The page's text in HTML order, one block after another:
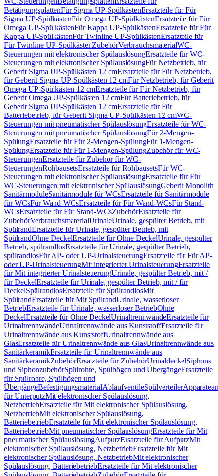
BetätigungsplattenFür Sigma UP-SpülkästenErsatzteile für Für
Sigma UP-SpülkästenFür Omega UP-SpülkästenErsatzteile für Für
Omega UP-SpülkästenFür Kappa UP-SpülkästenErsatzteile für Für
Kappa UP-SpülkästenFür Twinline UP-SpülkästenErsatzteile für
Für Twinline UP-SpülkästenZubehörVerbrauchsmaterialWC-
Steuerungen mit elektronischer SpülauslösungErsatzteile für WC-
Steuerungen mit elektronischer SpülauslösungFür Netzbetrieb, für
Geberit Sigma UP-Spülkästen 12 cmErsatzteile für Für Netzbetrieb,
für Geberit Sigma UP-Spülkästen 12 cmFür Netzbetrieb, für Geberit
Omega UP-Spülkästen 12 cmErsatzteile für Für Netzbetrieb, für
Geberit Omega UP-Spülkästen 12 cmFür Batteriebetrieb, für
Geberit Sigma UP-Spülkästen 12 cmErsatzteile für Für
Batteriebetrieb, für Geberit Sigma UP-Spülkästen 12 cmWC-
Steuerungen mit pneumatischer SpülauslösungErsatzteile für WC-
Steuerungen mit pneumatischer SpülauslösungFür 2-Mengen-
SpülungErsatzteile für Für 2-Mengen-SpülungFür 1-Mengen-
SpülungErsatzteile für Für 1-Mengen-SpülungZubehör für WC-
SteuerungenErsatzteile für Zubehör für WC-
SteuerungenRohbausetsErsatzteile für RohbausetsFür WC-
Steuerungen mit elektronischer SpülauslösungErsatzteile für Für
WC-Steuerungen mit elektronischer SpülauslösungGeberit Monolith
SanitärmoduleSanitärmodule für WCsErsatzteile für Sanitärmodule
für WCsFür Wand-WCsErsatzteile für Für Wand-WCsFür Stand-
WCsErsatzteile für Für Stand-WCsZubehörErsatzteile für
ZubehörVerbrauchsmaterialUrinaleUrinale, gespülter Betrieb, mit
SpülrandErsatzteile für Urinale, gespülter Betrieb, mit
SpülrandOhne DeckelErsatzteile für Ohne DeckelUrinale, gespülter
Betrieb, spülrandlosErsatzteile für Urinale, gespülter Betrieb,
spülrandlosFür AP- oder UP-UrinalsteuerungErsatzteile für Für AP-
oder UP-UrinalsteuerungMit integrierter UrinalsteuerungErsatzteile
für Mit integrierter UrinalsteuerungUrinale, gespülter Betrieb, mit /
für DeckelErsatzteile für Urinale, gespülter Betrieb, mit / für
DeckelSpülrandlosErsatzteile für SpülrandlosMit
SpülrandErsatzteile für Mit SpülrandUrinale, wasserloser
BetriebErsatzteile für Urinale, wasserloser BetriebOhne
DeckelErsatzteile für Ohne DeckelUrinaltrennwändeErsatzteile für
UrinaltrennwändeUrinaltrennwände aus KunststoffErsatzteile für
Urinaltrennwände aus KunststoffUrinaltrennwände aus
GlasErsatzteile für Urinaltrennwände aus GlasUrinaltrennwände aus
SanitärkeramikErsatzteile für Urinaltrennwände aus
SanitärkeramikZubehörErsatzteile für ZubehörUrinaldeckelSiphons
und SiphonzubehörSpülrohre, Spülbögen und ÜbergängeErsatzteile
für Spülrohre, Spülbögen und
ÜbergängeBefestigungsmaterialAblaufventileSpülverteiler
für UnterputzMit elektronischer Spülauslösung,
NetzbetriebErsatzteile für Mit elektronischer Spülauslösung,
NetzbetriebMit elektronischer Spülauslösung,
BatteriebetriebErsatzteile für Mit elektronischer Spülauslösung,
BatteriebetriebMit pneumatischer SpülauslösungErsatzteile für Mit
pneumatischer SpülauslösungAufputzErsatzteile für AufputzMit
elektronischer Spülauslösung, NetzbetriebErsatzteile für Mit
elektronischer Spülauslösung, NetzbetriebMit elektronischer
Spülauslösung, BatteriebetriebErsatzteile für Mit elektronischer